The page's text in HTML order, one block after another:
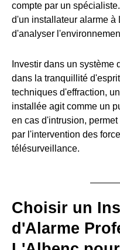
compte par un
d'un installateur alarme
d'analyser
Investir dans un système
dans la tranquillité
techniques d'effraction,
installée agit comme un
en cas d'intrusion,
par l'intervention des
télésurveillance.
Choisir un
d'Alarme